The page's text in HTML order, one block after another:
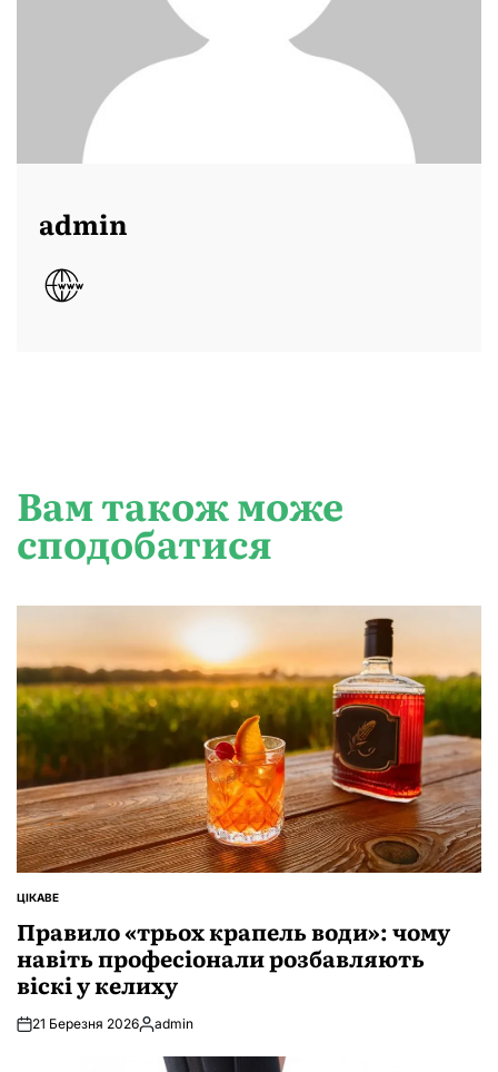
admin
Вам також може
сподобатися
ОПУБЛІКУВАТИ
ЦІКАВЕ
Правило «трьох крапель води»: чому
навіть професіонали розбавляють
віскі у келиху
21 Березня 2026Опубліковано
admin